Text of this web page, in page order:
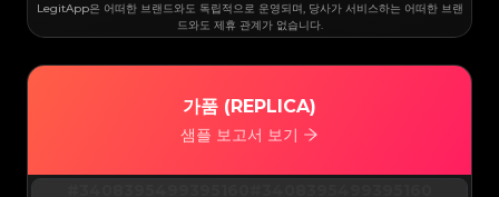
#3066123689299189#3066123689299189
#3066123689299189#3066123689299189
#3066123689299189#3066123689299189
#3066123689299189#3066123689299189
#3066123689299189#3066123689299189
#3066123689299189#3066123689299189
#3066123689299189#3066123689299189
#3066123689299189#3066123689299189
#3066123689299189#3066123689299189
#3066123689299189#3066123689299189
#3066123689299189#3066123689299189
LegitApp은 어떠한 브랜드와도 독립적으로 운영되며, 당사가 서비스하는 어떠한 브랜
드와도 제휴 관계가 없습니다.
가품 (REPLICA)
샘플 보고서 보기